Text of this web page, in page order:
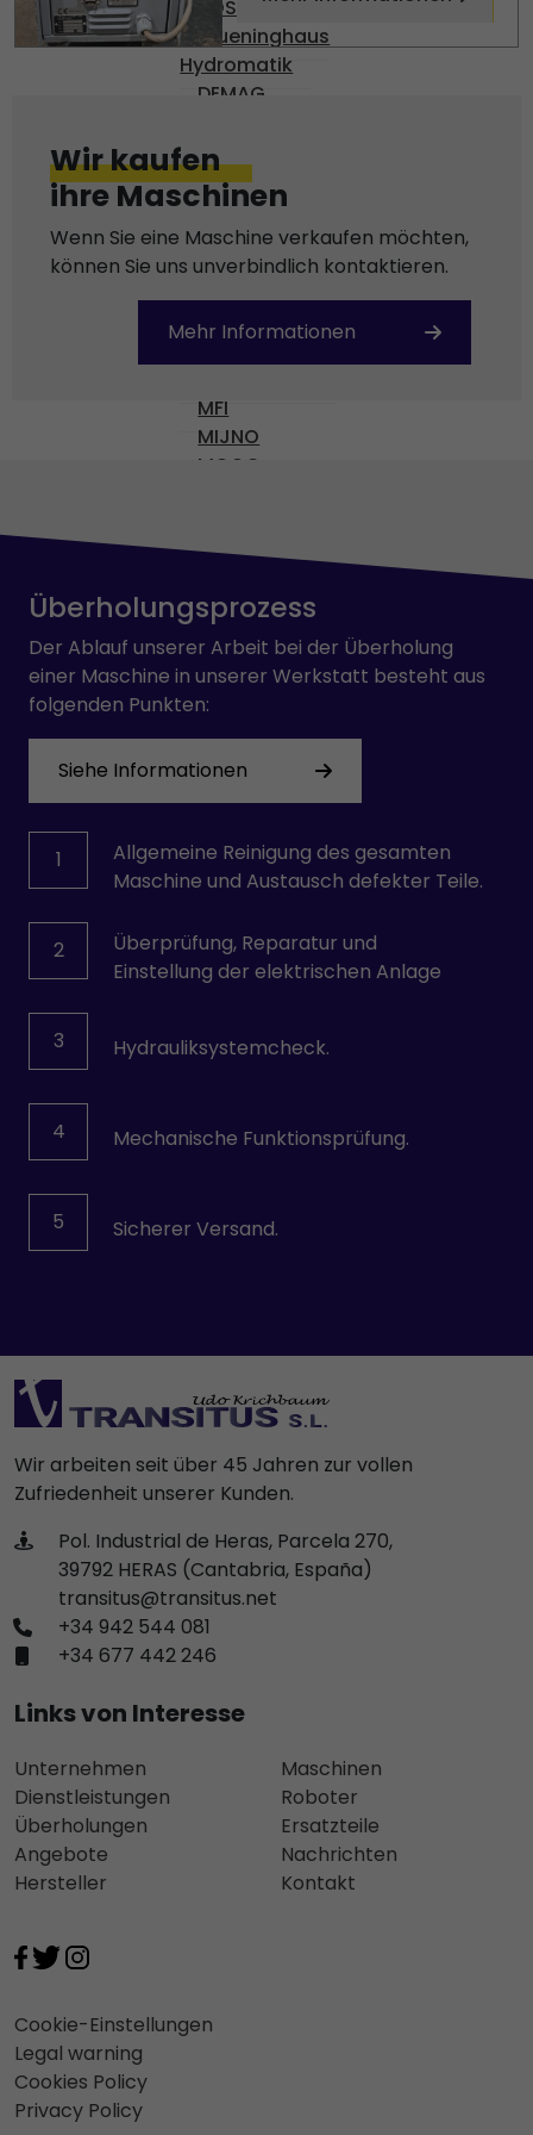
BOSCH
Brueninghaus
Hydromatik
DEMAG
DIAS
ENGEL
Gossen
HARMONIC DRIVE AG
KEBA
KISTLER
KNODLER
MFI
MIJNO
MOOG
OMRON
PHILIPS
PILZ
PULLS
REXROTH
SCHROFF
SEPRO
SICK
SIEMENS
SMB
STÄUBLI
VOGEL
VOITH
Wir kaufen
ihre Maschinen
Wenn Sie eine Maschine verkaufen möchten,
können Sie uns unverbindlich kontaktieren.
Mehr Informationen
Überholungsprozess
Der Ablauf unserer Arbeit bei der Überholung
einer Maschine in unserer Werkstatt besteht aus
folgenden Punkten:
Siehe Informationen
1
Allgemeine Reinigung des gesamten
Maschine und Austausch defekter Teile.
2
Überprüfung, Reparatur und
Einstellung der elektrischen Anlage
3 Hydrauliksystemcheck.
4 Mechanische Funktionsprüfung.
5 Sicherer Versand.
Wir arbeiten seit über 45 Jahren zur vollen
Zufriedenheit unserer Kunden.
Pol. Industrial de Heras, Parcela 270,
39792 HERAS (Cantabria, España)
transitus@transitus.net
+34 942 544 081
+34 677 442 246
Links von Interesse
Unternehmen
Dienstleistungen
Überholungen
Angebote
Hersteller
Maschinen
Roboter
Ersatzteile
Nachrichten
Kontakt
Cookie-Einstellungen
Legal warning
Cookies Policy
Privacy Policy